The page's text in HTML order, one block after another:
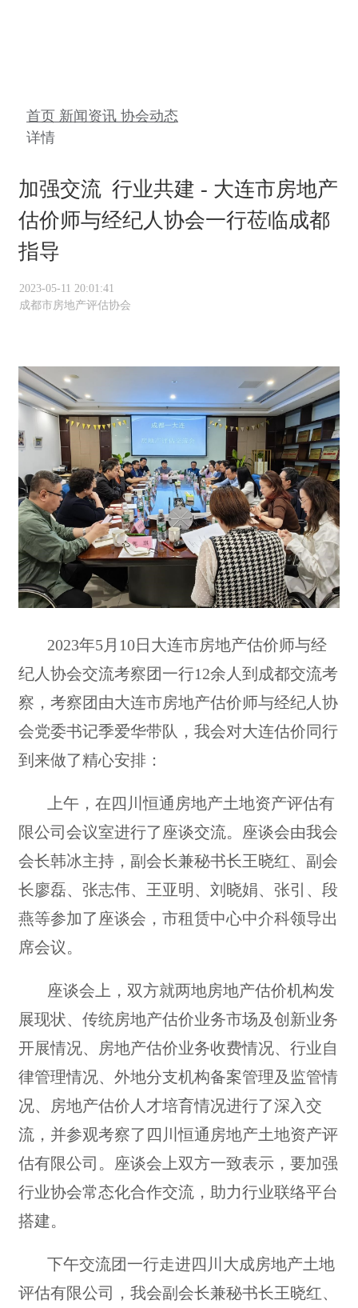
首页 新闻资讯 协会动态
详情
加强交流 行业共建 - 大连市房地产
估价师与经纪人协会一行莅临成都
指导
2023-05-11 20:01:41
成都市房地产评估协会
2023年5月10日大连市房地产估价师与经
纪人协会交流考察团一行12余人到成都交流考
察，考察团由大连市房地产估价师与经纪人协
会党委书记季爱华带队，我会对大连估价同行
到来做了精心安排：
上午，在四川恒通房地产土地资产评估有
限公司会议室进行了座谈交流。座谈会由我会
会长韩冰主持，副会长兼秘书长王晓红、副会
长廖磊、张志伟、王亚明、刘晓娟、张引、段
燕等参加了座谈会，市租赁中心中介科领导出
席会议。
座谈会上，双方就两地房地产估价机构发
展现状、传统房地产估价业务市场及创新业务
开展情况、房地产估价业务收费情况、行业自
律管理情况、外地分支机构备案管理及监管情
况、房地产估价人才培育情况进行了深入交
流，并参观考察了四川恒通房地产土地资产评
估有限公司。座谈会上双方一致表示，要加强
行业协会常态化合作交流，助力行业联络平台
搭建。
下午交流团一行走进四川大成房地产土地
评估有限公司，我会副会长兼秘书长王晓红、